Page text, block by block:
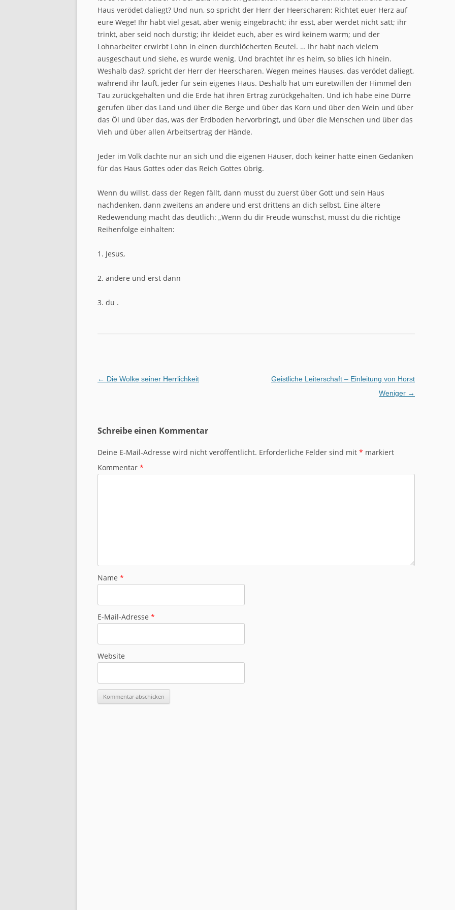
Haus verödet daliegt? Und nun, so spricht der Herr der Heerscharen: Richtet euer Herz auf
eure Wege! Ihr habt viel gesät, aber wenig eingebracht; ihr esst, aber werdet nicht satt; ihr
trinkt, aber seid noch durstig; ihr kleidet euch, aber es wird keinem warm; und der
Lohnarbeiter erwirbt Lohn in einen durchlöcherten Beutel. … Ihr habt nach vielem
ausgeschaut und siehe, es wurde wenig. Und brachtet ihr es heim, so blies ich hinein.
Weshalb das?, spricht der Herr der Heerscharen. Wegen meines Hauses, das verödet daliegt,
während ihr lauft, jeder für sein eigenes Haus. Deshalb hat um euretwillen der Himmel den
Tau zurückgehalten und die Erde hat ihren Ertrag zurückgehalten. Und ich habe eine Dürre
gerufen über das Land und über die Berge und über das Korn und über den Wein und über
das Öl und über das, was der Erdboden hervorbringt, und über die Menschen und über das
Vieh und über allen Arbeitsertrag der Hände.
Jeder im Volk dachte nur an sich und die eigenen Häuser, doch keiner hatte einen Gedanken
für das Haus Gottes oder das Reich Gottes übrig.
Wenn du willst, dass der Regen fällt, dann musst du zuerst über Gott und sein Haus
nachdenken, dann zweitens an andere und erst drittens an dich selbst. Eine ältere
Redewendung macht das deutlich: „Wenn du dir Freude wünschst, musst du die richtige
Reihenfolge einhalten:
1. Jesus,
2. andere und erst dann
3. du .
Beitragsnavigation
← Die Wolke seiner Herrlichkeit
Geistliche Leiterschaft – Einleitung von Horst
Weniger →
Schreibe einen Kommentar
Deine E-Mail-Adresse wird nicht veröffentlicht. Erforderliche Felder sind mit * markiert
Kommentar *
Name *
E-Mail-Adresse *
Website